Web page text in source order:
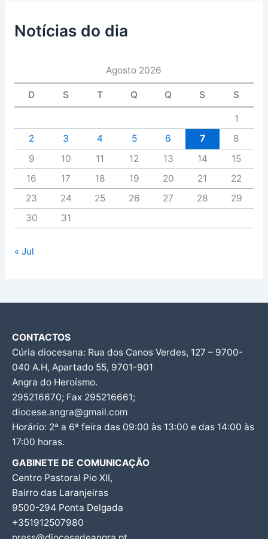
Notícias do dia
Agosto 2026
D S T Q Q S S
1
2
3 4 5 6 7
8
9
10 11 12 13 14
15
16
17 18 19 20 21
22
23
24 25 26 27 28
29
30
31
« Jul
CONTACTOS
Cúria diocesana: Rua dos Canos Verdes, 127 – 9700-
040 A.H, Apartado 55, 9701-901
Angra do Heroísmo.
295216670; Fax 295216661;
diocese.angra@gmail.com
Horário: 2ª a 6ª feira das 09:00 às 13:00 e das 14:00 às
17:00 horas.
GABINETE DE COMUNICAÇÃO
Centro Pastoral Pio XII,
Bairro das Laranjeiras
9500-294 Ponta Delgada
+351912507980